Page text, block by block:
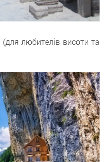
(для любителів висоти та